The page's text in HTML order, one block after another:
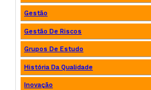
Gestão
Gestão De Riscos
Grupos De Estudo
História Da Qualidade
Inovação